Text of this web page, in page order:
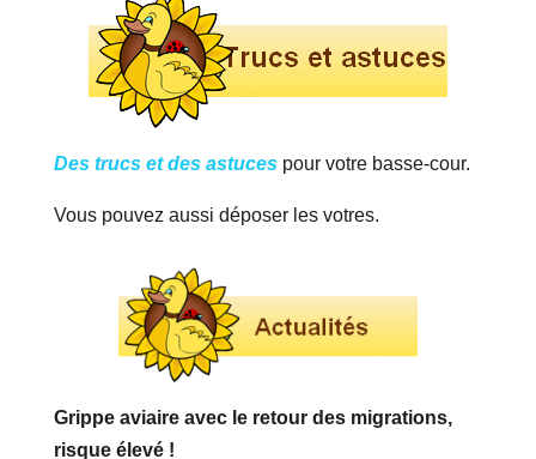
Des trucs et des astucespour votre basse-cour.
Vous pouvez aussi déposer les votres.
Grippe aviaire avec le retour des migrations,
risque élevé !